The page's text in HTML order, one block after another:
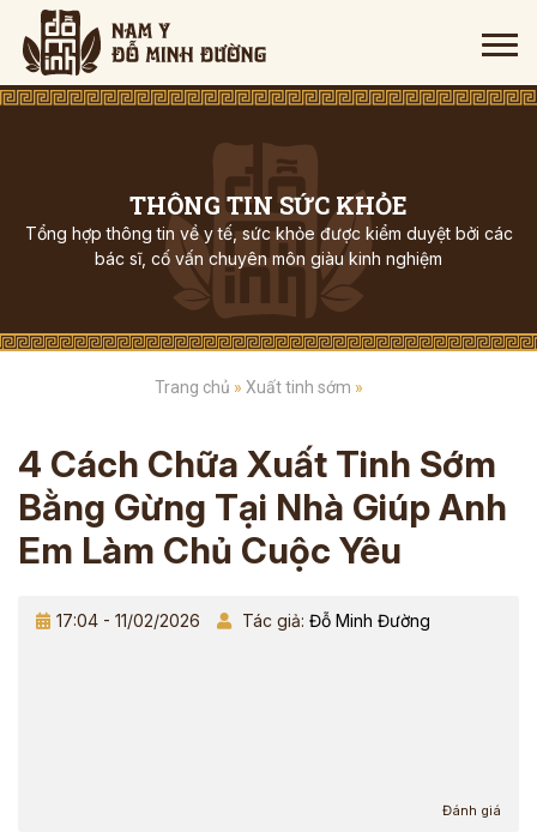
THÔNG TIN SỨC KHỎE
Tổng hợp thông tin về y tế, sức khỏe được kiểm duyệt bởi các
bác sĩ, cố vấn chuyên môn giàu kinh nghiệm
Trang chủ » Xuất tinh sớm »
4 Cách Chữa Xuất Tinh Sớm
Bằng Gừng Tại Nhà Giúp Anh
Em Làm Chủ Cuộc Yêu
17:04 - 11/02/2026 Tác giả: Đỗ Minh Đường
Đánh giá